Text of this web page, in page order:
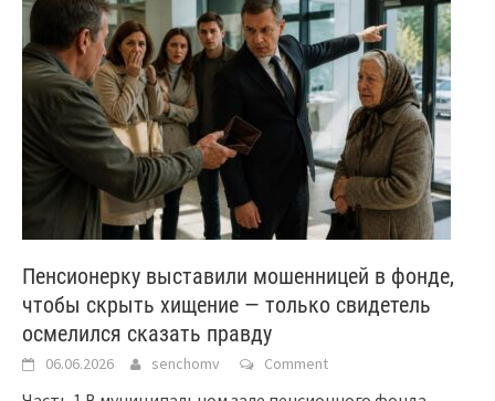
Пенсионерку выставили мошенницей в фонде,
чтобы скрыть хищение — только свидетель
осмелился сказать правду
06.06.2026 senchomv Comment